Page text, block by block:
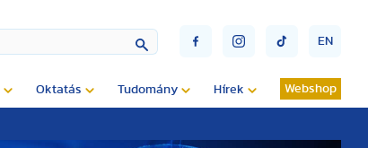
EN
Oktatás Tudomány Hírek Webshop